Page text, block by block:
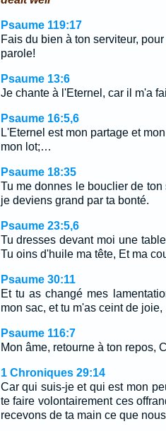
Psaume 119:17
Fais du bien à ton serviteur,
parole!
Psaume 13:6
Je chante à l'Eternel, car il m'a
Psaume 16:5,6
L'Eternel est mon partage et
mon lot;…
Psaume 18:35
Tu me donnes le bouclier de
je deviens grand par ta bonté.
Psaume 23:5,6
Tu dresses devant moi une
Tu oins d'huile ma tête, Et ma
Psaume 30:11
Et tu as changé mes
mon sac, et tu m'as ceint de joie,
Psaume 116:7
Mon âme, retourne à ton repos,
1 Chroniques 29:14
Car qui suis-je et qui est mon
te faire volontairement ces
recevons de ta main ce que